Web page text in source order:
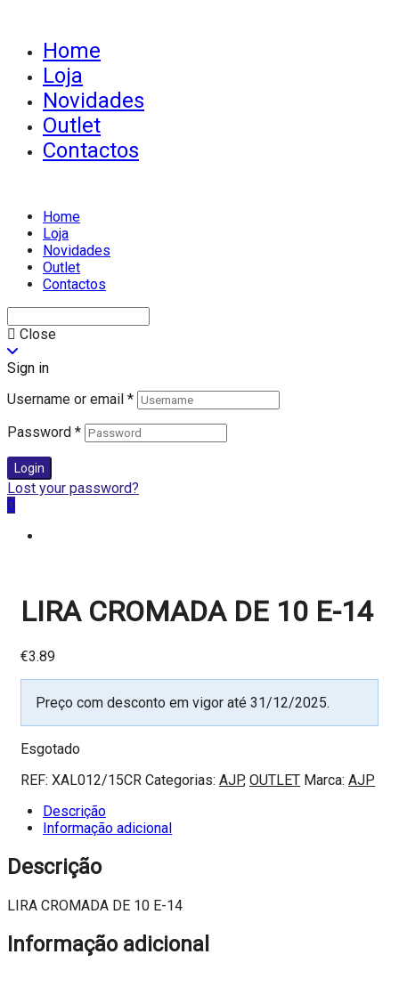
Home
Loja
Novidades
Outlet
Contactos
Home
Loja
Novidades
Outlet
Contactos
Close
Sign in
Username or email *
Password *
Login
Lost your password?
0
LIRA CROMADA DE 10 E-14
€3.89
Preço com desconto em vigor até 31/12/2025.
Esgotado
REF: XAL012/15CR Categorias: AJP, OUTLET Marca: AJP
Descrição
Informação adicional
Descrição
LIRA CROMADA DE 10 E-14
Informação adicional